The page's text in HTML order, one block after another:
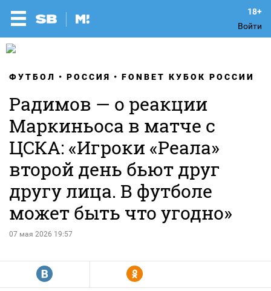
Войти
ФУТБОЛ РОССИЯ FONBET КУБОК РОССИИ
Радимов — о реакции
Маркиньоса в матче с
ЦСКА: «Игроки «Реала»
второй день бьют друг
другу лица. В футболе
может быть что угодно»
07 мая 2026 19:57
R Y